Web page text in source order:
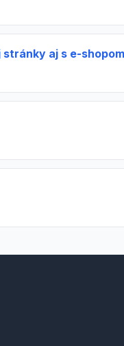
aj s e-shopom